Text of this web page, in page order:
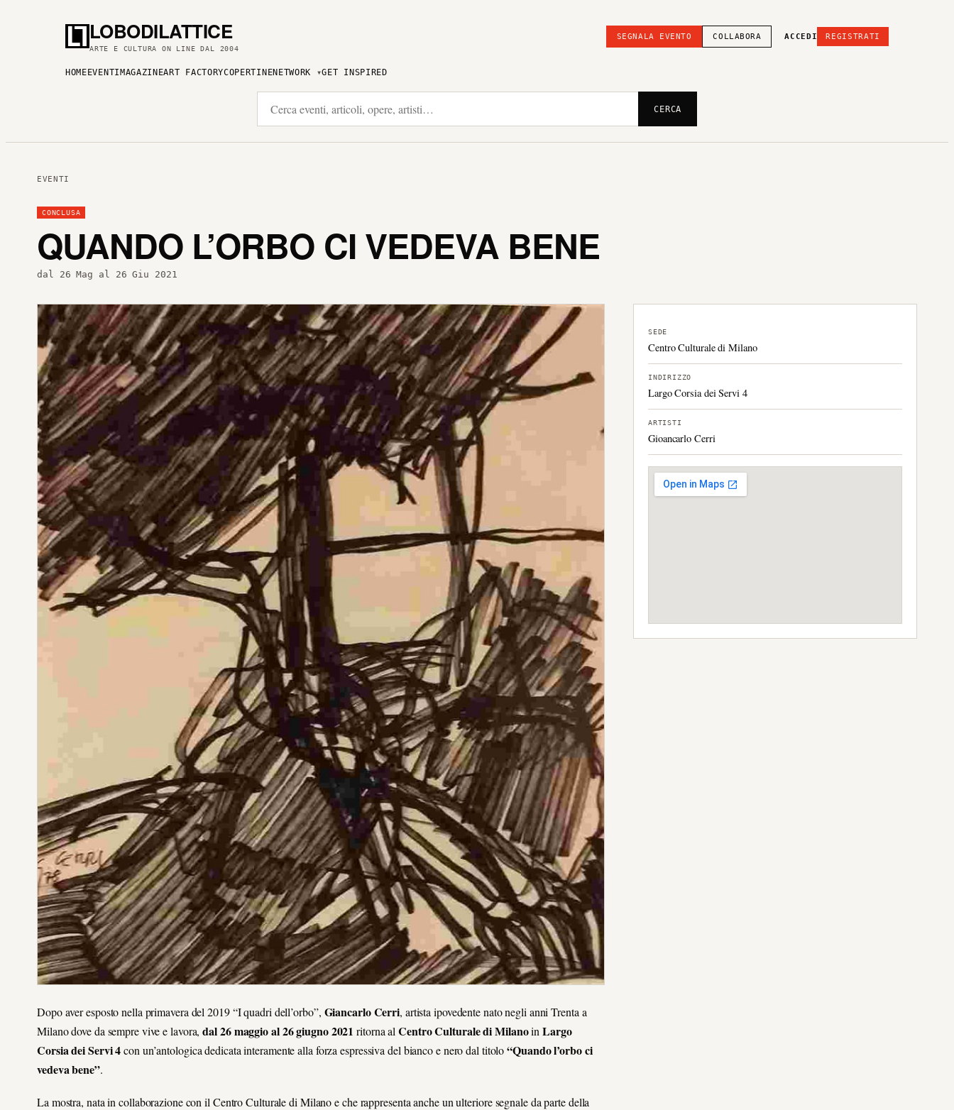
LOBODILATTICE
ARTE E CULTURA ON LINE DAL 2004
SEGNALA EVENTO COLLABORA ACCEDI REGISTRATI
HOME EVENTI MAGAZINEART FACTORYCOPERTINENETWORK GET INSPIRED
CERCA
EVENTI
CONCLUSA
QUANDO L’ORBO CI VEDEVA BENE
dal 26 Mag al 26 Giu 2021
Dopo aver esposto nella primavera del 2019 “I quadri dell’orbo”, Giancarlo Cerri, artista ipovedente nato negli anni Trenta a
Milano dove da sempre vive e lavora,dal 26 maggio al 26 giugno 2021 ritorna alCentro Culturale di Milanoin Largo
Corsia dei Servi 4con un’antologica dedicata interamente alla forza espressiva del bianco e nero dal titolo“Quando l’orbo ci
vedeva bene”.
La mostra, nata in collaborazione con il Centro Culturale di Milano e che rappresenta anche un ulteriore segnale da parte della
SEDE
Centro Culturale di Milano
INDIRIZZO
Largo Corsia dei Servi 4
ARTISTI
Gioancarlo Cerri